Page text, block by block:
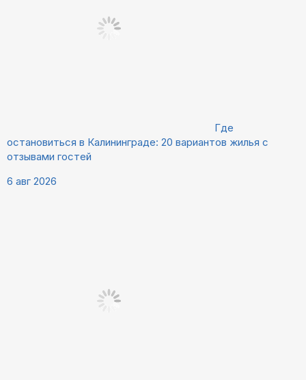
Где
остановиться в Калининграде: 20 вариантов жилья с
отзывами гостей
6 авг 2026